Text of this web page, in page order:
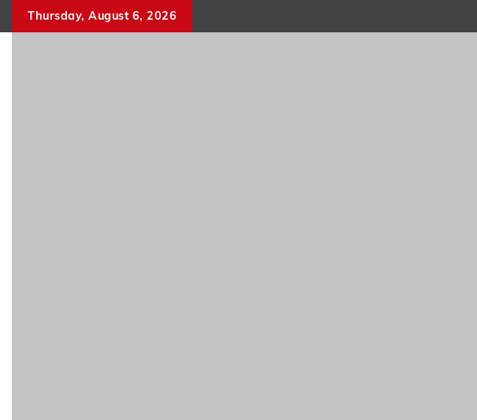
Thursday, August 6, 2026